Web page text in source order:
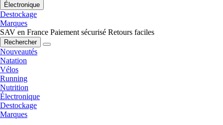
Électronique
Destockage
Marques
SAV en France Paiement sécurisé Retours faciles
Rechercher
Nouveautés
Natation
Vélos
Running
Nutrition
Électronique
Destockage
Marques